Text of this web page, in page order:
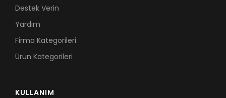
Destek Verin
Yardım
Firma Kategorileri
Ürün Kategorileri
KULLANIM